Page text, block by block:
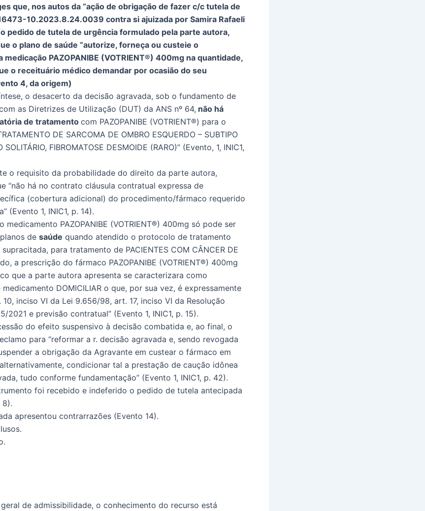
que, nos autos da “ação de obrigação de fazer c/c tutela de
10.2023.8.24.0039 contra si ajuizada por Samira Rafaeli
pedido de tutela de urgência formulado pela parte autora,
o plano de saúde “autorize, forneça ou custeie o
PAZOPANIBE (VOTRIENT®) 400mg na quantidade,
o receituário médico demandar por ocasião do seu
4, da origem)
o desacerto da decisão agravada, sob o fundamento de
as Diretrizes de Utilização (DUT) da ANS nº 64, não há
de tratamento com PAZOPANIBE (VOTRIENT®) para o
DE SARCOMA DE OMBRO ESQUERDO – SUBTIPO
SOLITÁRIO, FIBROMATOSE DESMOIDE (RARO)” (Evento, 1, INIC1,
o requisito da probabilidade do direito da parte autora,
“não há no contrato cláusula contratual expressa de
(cobertura adicional) do procedimento/fármaco requerido
(Evento 1, INIC1, p. 14).
medicamento PAZOPANIBE (VOTRIENT®) 400mg só pode ser
de saúde quando atendido o protocolo de tratamento
para tratamento de PACIENTES COM CÂNCER DE
a prescrição do fármaco PAZOPANIBE (VOTRIENT®) 400mg
que a parte autora apresenta se caracterizara como
DOMICILIAR o que, por sua vez, é expressamente
inciso VI da Lei 9.656/98, art. 17, inciso VI da Resolução
2021 e previsão contratual” (Evento 1, INIC1, p. 15).
do efeito suspensivo à decisão combatida e, ao final, o
para “reformar a r. decisão agravada e, sendo revogada
a obrigação da Agravante em custear o fármaco em
condicionar tal a prestação de caução idônea
tudo conforme fundamentação” (Evento 1, INIC1, p. 42).
foi recebido e indeferido o pedido de tutela antecipada
8).
apresentou contrarrazões (Evento 14).
de admissibilidade, o conhecimento do recurso está